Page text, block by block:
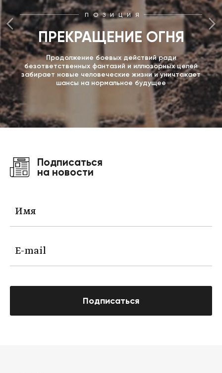
ПОЗИЦИЯ
ПРЕКРАЩЕНИЕ ОГНЯ
Продолжение боевых действий ради
безответственных фантазий и иллюзорных целей
забирает новые человеческие жизни и уничтожает
шансы на нормальное будущее
Подписаться
на новости
Подписаться